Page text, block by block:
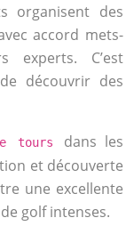
organisent des
accord mets-
experts. C’est
découvrir des
tours dans les
et découverte
une excellente
golf intenses.